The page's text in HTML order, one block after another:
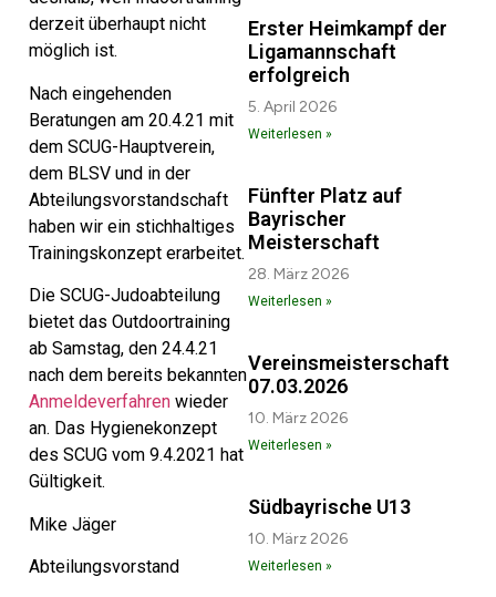
derzeit überhaupt nicht
möglich ist.
Nach eingehenden
Beratungen am 20.4.21 mit
dem SCUG-Hauptverein,
dem BLSV und in der
Abteilungsvorstandschaft
haben wir ein stichhaltiges
Trainingskonzept erarbeitet.
Die SCUG-Judoabteilung
bietet das Outdoortraining
ab Samstag, den 24.4.21
nach dem bereits bekannten
Anmeldeverfahren wieder
an. Das Hygienekonzept
des SCUG vom 9.4.2021 hat
Gültigkeit.
Mike Jäger
Abteilungsvorstand
Erster Heimkampf der
Ligamannschaft
erfolgreich
5. April 2026
Weiterlesen »
Fünfter Platz auf
Bayrischer
Meisterschaft
28. März 2026
Weiterlesen »
Vereinsmeisterschaft
07.03.2026
10. März 2026
Weiterlesen »
Südbayrische U13
10. März 2026
Weiterlesen »